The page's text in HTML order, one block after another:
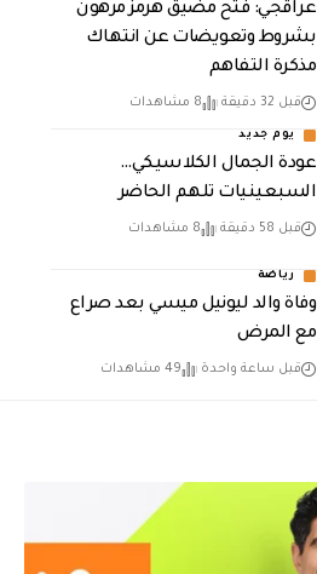
عراقجي: فتح مضيق هرمز مرهون
بشروط وتعويضات عن انتهاك
مذكرة التفاهم
قبل 32 دقيقة 8 مشاهدات
يوم جديد
عودة الجمال الكلاسيكي…
السبعينيات تلهم الحاضر
قبل 58 دقيقة 8 مشاهدات
رياضة
وفاة والد ليونيل ميسي بعد صراع
مع المرض
قبل ساعة واحدة 49 مشاهدات